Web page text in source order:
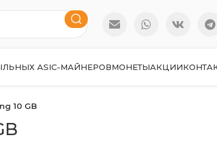
ASIC-МАЙНЕРОВМОНЕТЫАКЦИИ
10 GB